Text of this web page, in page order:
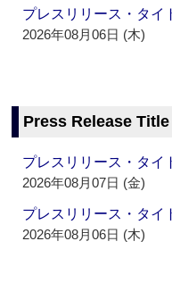
プレスリリース・タ
2026年08月06日 (木)
Press Release
プレスリリース・タ
2026年08月07日 (金)
プレスリリース・タ
2026年08月06日 (木)